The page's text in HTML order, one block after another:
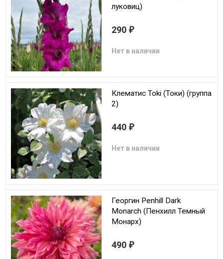
луковиц)
290 ₽
Нет в наличии
Клематис Toki (Токи) (группа
2)
440 ₽
Нет в наличии
Георгин Penhill Dark
Monarch (Пенхилл Темный
Монарх)
490 ₽